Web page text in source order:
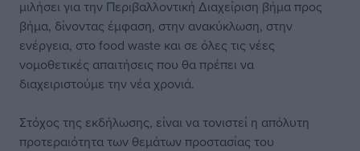
μιλήσει για την Περιβαλλοντική Διαχείριση βήμα προς
βήμα, δίνοντας έμφαση, στην ανακύκλωση, στην
ενέργεια, στο food waste και σε όλες τις νέες
νομοθετικές απαιτήσεις που θα πρέπει να
διαχειριστούμε την νέα χρονιά.
Στόχος της εκδήλωσης, είναι να τονιστεί η απόλυτη
προτεραιότητα των θεμάτων προστασίας του